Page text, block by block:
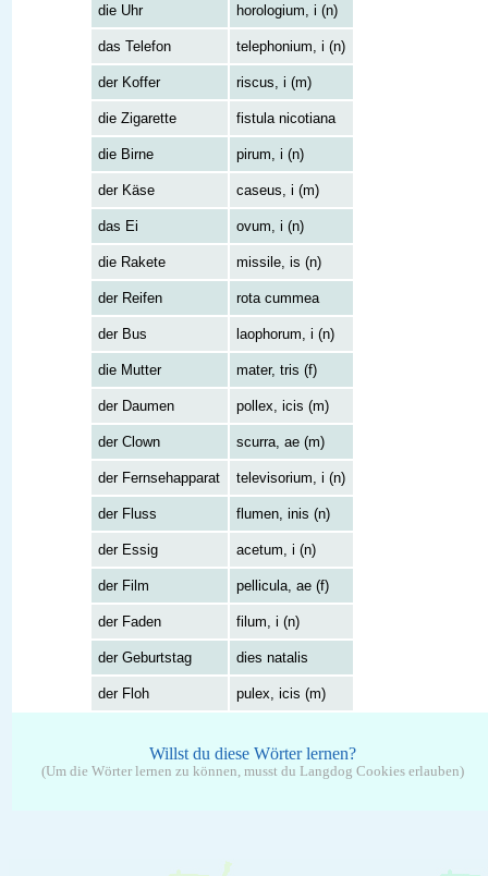
die Uhr horologium, i (n)
das Telefon telephonium, i (n)
der Koffer riscus, i (m)
die Zigarette fistula nicotiana
die Birne pirum, i (n)
der Käse caseus, i (m)
das Ei ovum, i (n)
die Rakete missile, is (n)
der Reifen rota cummea
der Bus laophorum, i (n)
die Mutter mater, tris (f)
der Daumen pollex, icis (m)
der Clown scurra, ae (m)
der Fernsehapparat televisorium, i (n)
der Fluss flumen, inis (n)
der Essig acetum, i (n)
der Film pellicula, ae (f)
der Faden filum, i (n)
der Geburtstag dies natalis
der Floh pulex, icis (m)
Willst du diese Wörter lernen?
(Um die Wörter lernen zu können, musst du Langdog Cookies erlauben)